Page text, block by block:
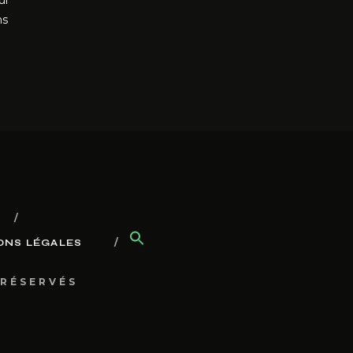
LÉGALES